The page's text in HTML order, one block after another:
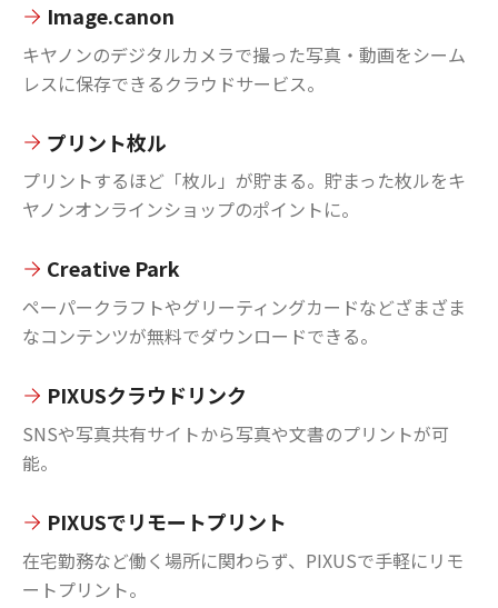
Image.canon
キヤノンのデジタルカメラで撮った写真・動画をシーム
レスに保存できるクラウドサービス。
プリント枚ル
プリントするほど「枚ル」が貯まる。貯まった枚ルをキ
ヤノンオンラインショップのポイントに。
Creative Park
ペーパークラフトやグリーティングカードなどざまざま
なコンテンツが無料でダウンロードできる。
PIXUSクラウドリンク
SNSや写真共有サイトから写真や文書のプリントが可
能。
PIXUSでリモートプリント
在宅勤務など働く場所に関わらず、PIXUSで手軽にリモ
ートプリント。